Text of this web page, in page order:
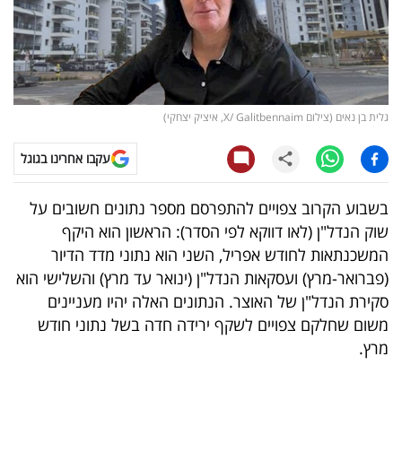
רכילות
עסקית
קריפטו
ויראלי
טלוויזיה
עסקי
ספורט
קריירה
ולימודים
מינויים
גלית בן נאים (צילום X/ Galitbennaim, איציק יצחקי)
עקבו אחרינו בגוגל
בשבוע הקרוב צפויים להתפרסם מספר נתונים חשובים על
שוק הנדל"ן (לאו דווקא לפי הסדר): הראשון הוא היקף
המשכנתאות לחודש אפריל, השני הוא נתוני מדד הדיור
(פברואר-מרץ) ועסקאות הנדל"ן (ינואר עד מרץ) והשלישי הוא
סקירת הנדל"ן של האוצר. הנתונים האלה יהיו מעניינים
משום שחלקם צפויים לשקף ירידה חדה בשל נתוני חודש
מרץ.